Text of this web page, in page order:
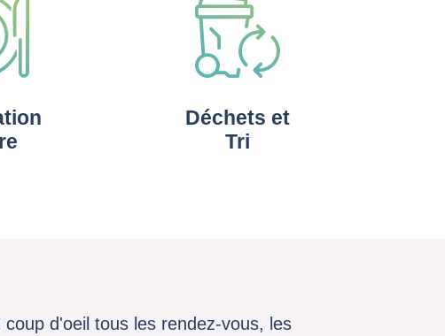
Déchets et
Tri
d'oeil tous les rendez-vous, les